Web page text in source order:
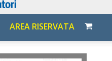
AREA RISERVATA